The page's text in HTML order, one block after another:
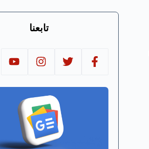
تابعنا